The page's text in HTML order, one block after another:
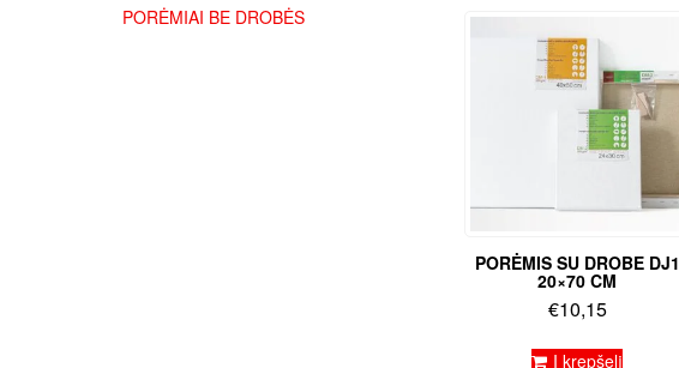
PORĖMIAI BE DROBĖS
PORĖMIS SU DROBE DJ1
20×70 CM
€10,15
Į krepšelį